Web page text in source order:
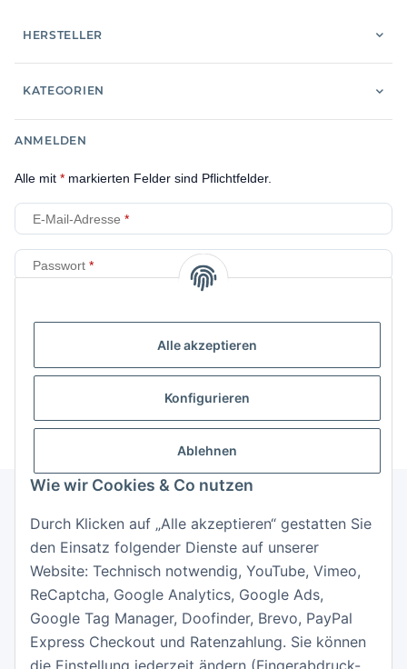
Alle akzeptieren
Konfigurieren
Ablehnen
Wie wir Cookies & Co nutzen
Durch Klicken auf „Alle akzeptieren“ gestatten Sie
den Einsatz folgender Dienste auf unserer
Website: Technisch notwendig, YouTube, Vimeo,
ReCaptcha, Google Analytics, Google Ads,
Google Tag Manager, Doofinder, Brevo, PayPal
Express Checkout und Ratenzahlung. Sie können
die Einstellung jederzeit ändern (Fingerabdruck-
HERSTELLER
KATEGORIEN
ANMELDEN
Alle mit * markierten Felder sind Pflichtfelder.
E-Mail-Adresse
Passwort